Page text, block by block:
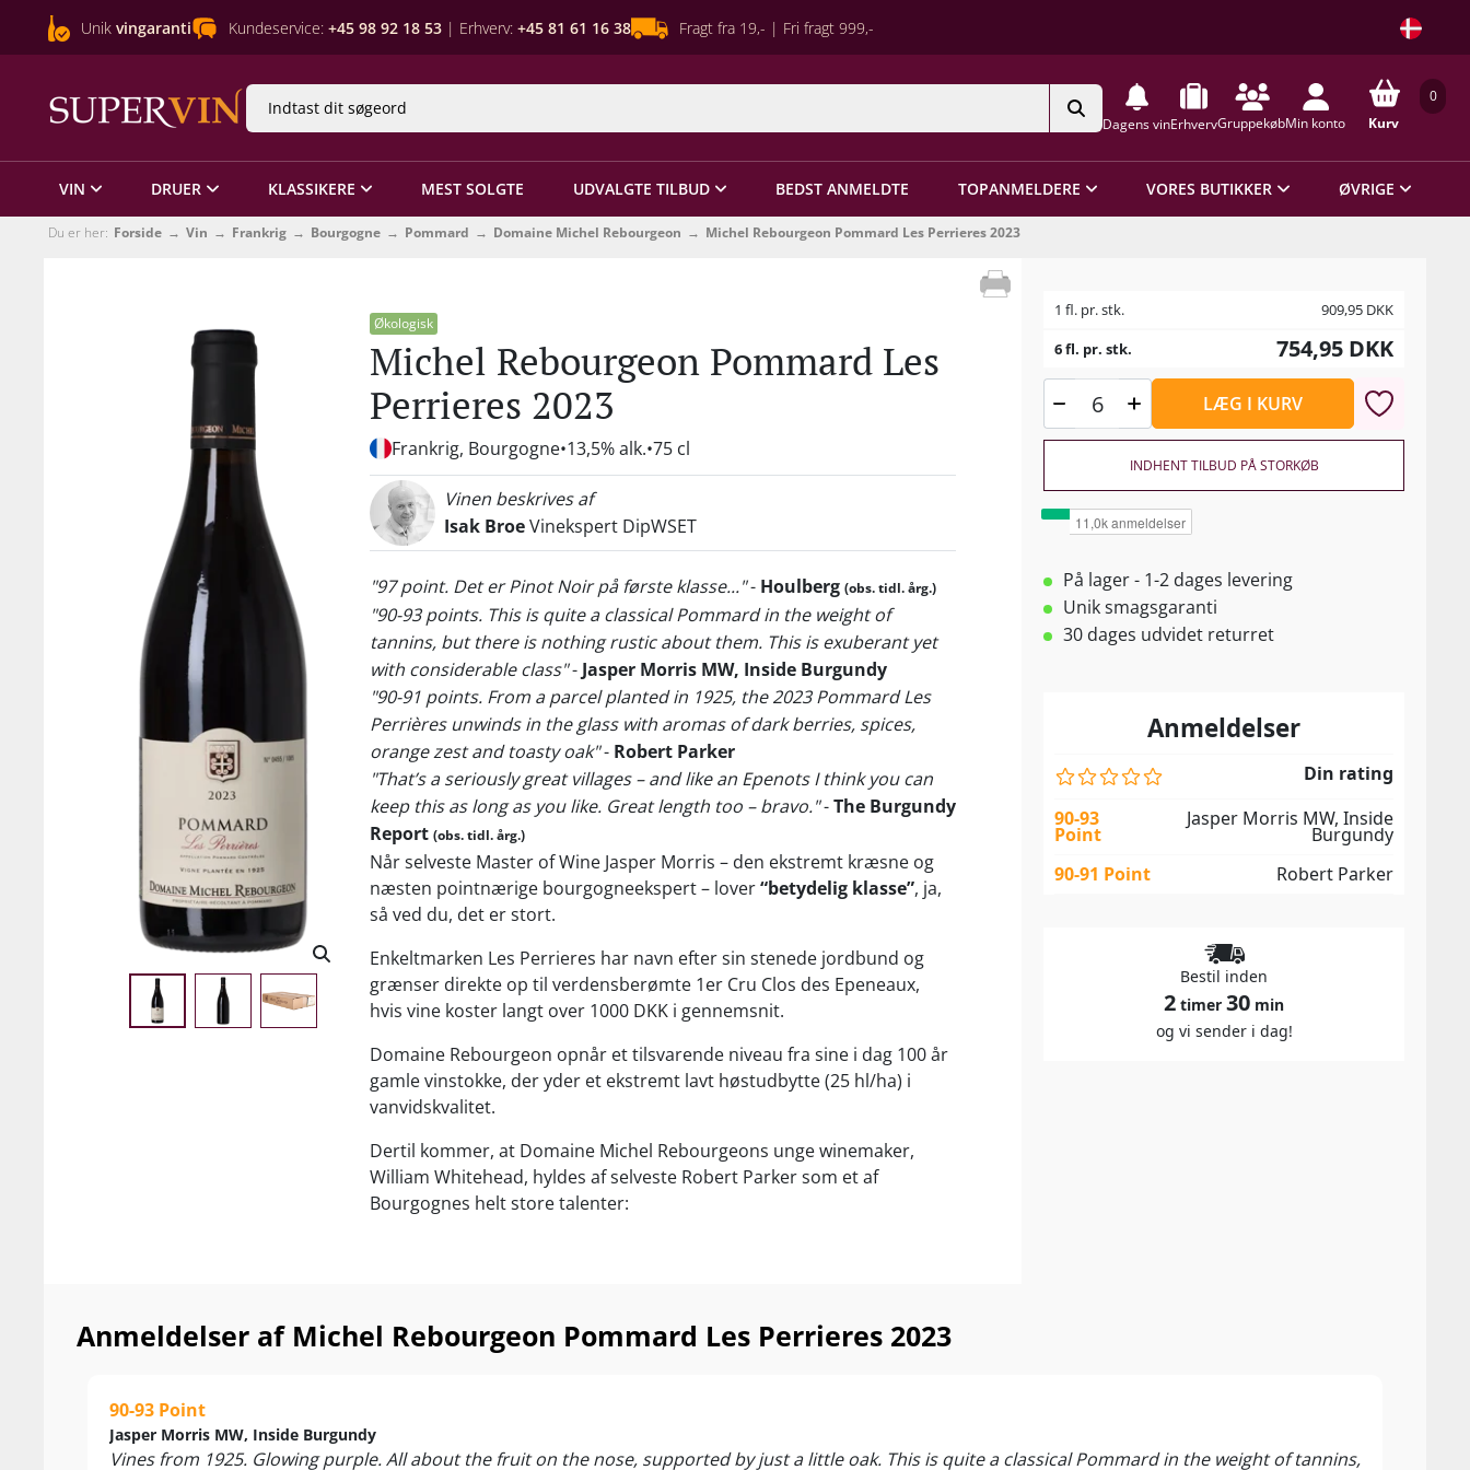
Unik vingaranti Kundeservice: +45 98 92 18 53 | Erhverv: +45 81 61 16 38 Fragt fra 19,- | Fri fragt 999,-
Dagens vinErhvervGruppekøbMin konto
0
Kurv
VIN DRUER KLASSIKERE MEST SOLGTE UDVALGTE TILBUD BEDST ANMELDTE TOPANMELDERE VORES BUTIKKER ØVRIGE
Du er her: Forside Vin Frankrig Bourgogne Pommard Domaine Michel Rebourgeon Michel Rebourgeon Pommard Les Perrieres 2023
Økologisk
Michel Rebourgeon Pommard Les
Perrieres 2023
Frankrig, Bourgogne 13,5% alk. 75 cl
Vinen beskrives af
Isak BroeVinekspert DipWSET
"97 point. Det er Pinot Noir på første klasse..."- Houlberg (obs. tidl. årg.)
"90-93 points. This is quite a classical Pommard in the weight of
tannins, but there is nothing rustic about them. This is exuberant yet
with considerable class"- Jasper Morris MW, Inside Burgundy
"90-91 points. From a parcel planted in 1925, the 2023 Pommard Les
Perrières unwinds in the glass with aromas of dark berries, spices,
orange zest and toasty oak"- Robert Parker
"That’s a seriously great villages – and like an Epenots I think you can
keep this as long as you like. Great length too – bravo."-The Burgundy
Report (obs. tidl. årg.)
Når selveste Master of Wine Jasper Morris – den ekstremt kræsne og
næsten pointnærige bourgogneekspert – lover“betydelig klasse”, ja,
så ved du, det er stort.
Enkeltmarken Les Perrieres har navn efter sin stenede jordbund og
grænser direkte op til verdensberømte 1er Cru Clos des Epeneaux,
hvis vine koster langt over 1000 DKK i gennemsnit.
Domaine Rebourgeon opnår et tilsvarende niveau fra sine i dag 100 år
gamle vinstokke, der yder et ekstremt lavt høstudbytte (25 hl/ha) i
vanvidskvalitet.
Dertil kommer, at Domaine Michel Rebourgeons unge winemaker,
William Whitehead, hyldes af selveste Robert Parker som et af
Bourgognes helt store talenter:
Hjemme i Frankrig har han braget Domaine Michel Rebourgeon direkte
1 fl. pr. stk. 909,95 DKK
6 fl. pr. stk.
754,95 DKK
LÆG I KURV
INDHENT TILBUD PÅ STORKØB
På lager - 1-2 dages levering
Unik smagsgaranti
30 dages udvidet returret
Anmeldelser
Din rating
90-93
Point
Jasper Morris MW, Inside
Burgundy
90-91 Point
Robert Parker
Bestil inden
2 timer 30 min
og vi sender i dag!
Anmeldelser af Michel Rebourgeon Pommard Les Perrieres 2023
90-93 Point
Jasper Morris MW, Inside Burgundy
Vines from 1925. Glowing purple. All about the fruit on the nose, supported by just a little oak. This is quite a classical Pommard in the weight of tannins,